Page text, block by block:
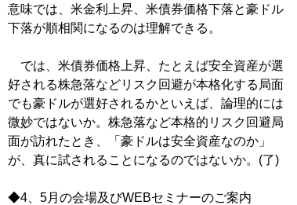
意味では、米金利上昇、米債券価格下落と豪ドル
下落が順相関になるのは理解できる。
では、米債券価格上昇、たとえば安全資産が選
好される株急落などリスク回避が本格化する局面
でも豪ドルが選好されるかといえば、論理的には
微妙ではないか。株急落など本格的リスク回避局
面が訪れたとき、「豪ドルは安全資産なのか」
が、真に試されることになるのではないか。(了)
◆4、5月の会場及びWEBセミナーのご案内